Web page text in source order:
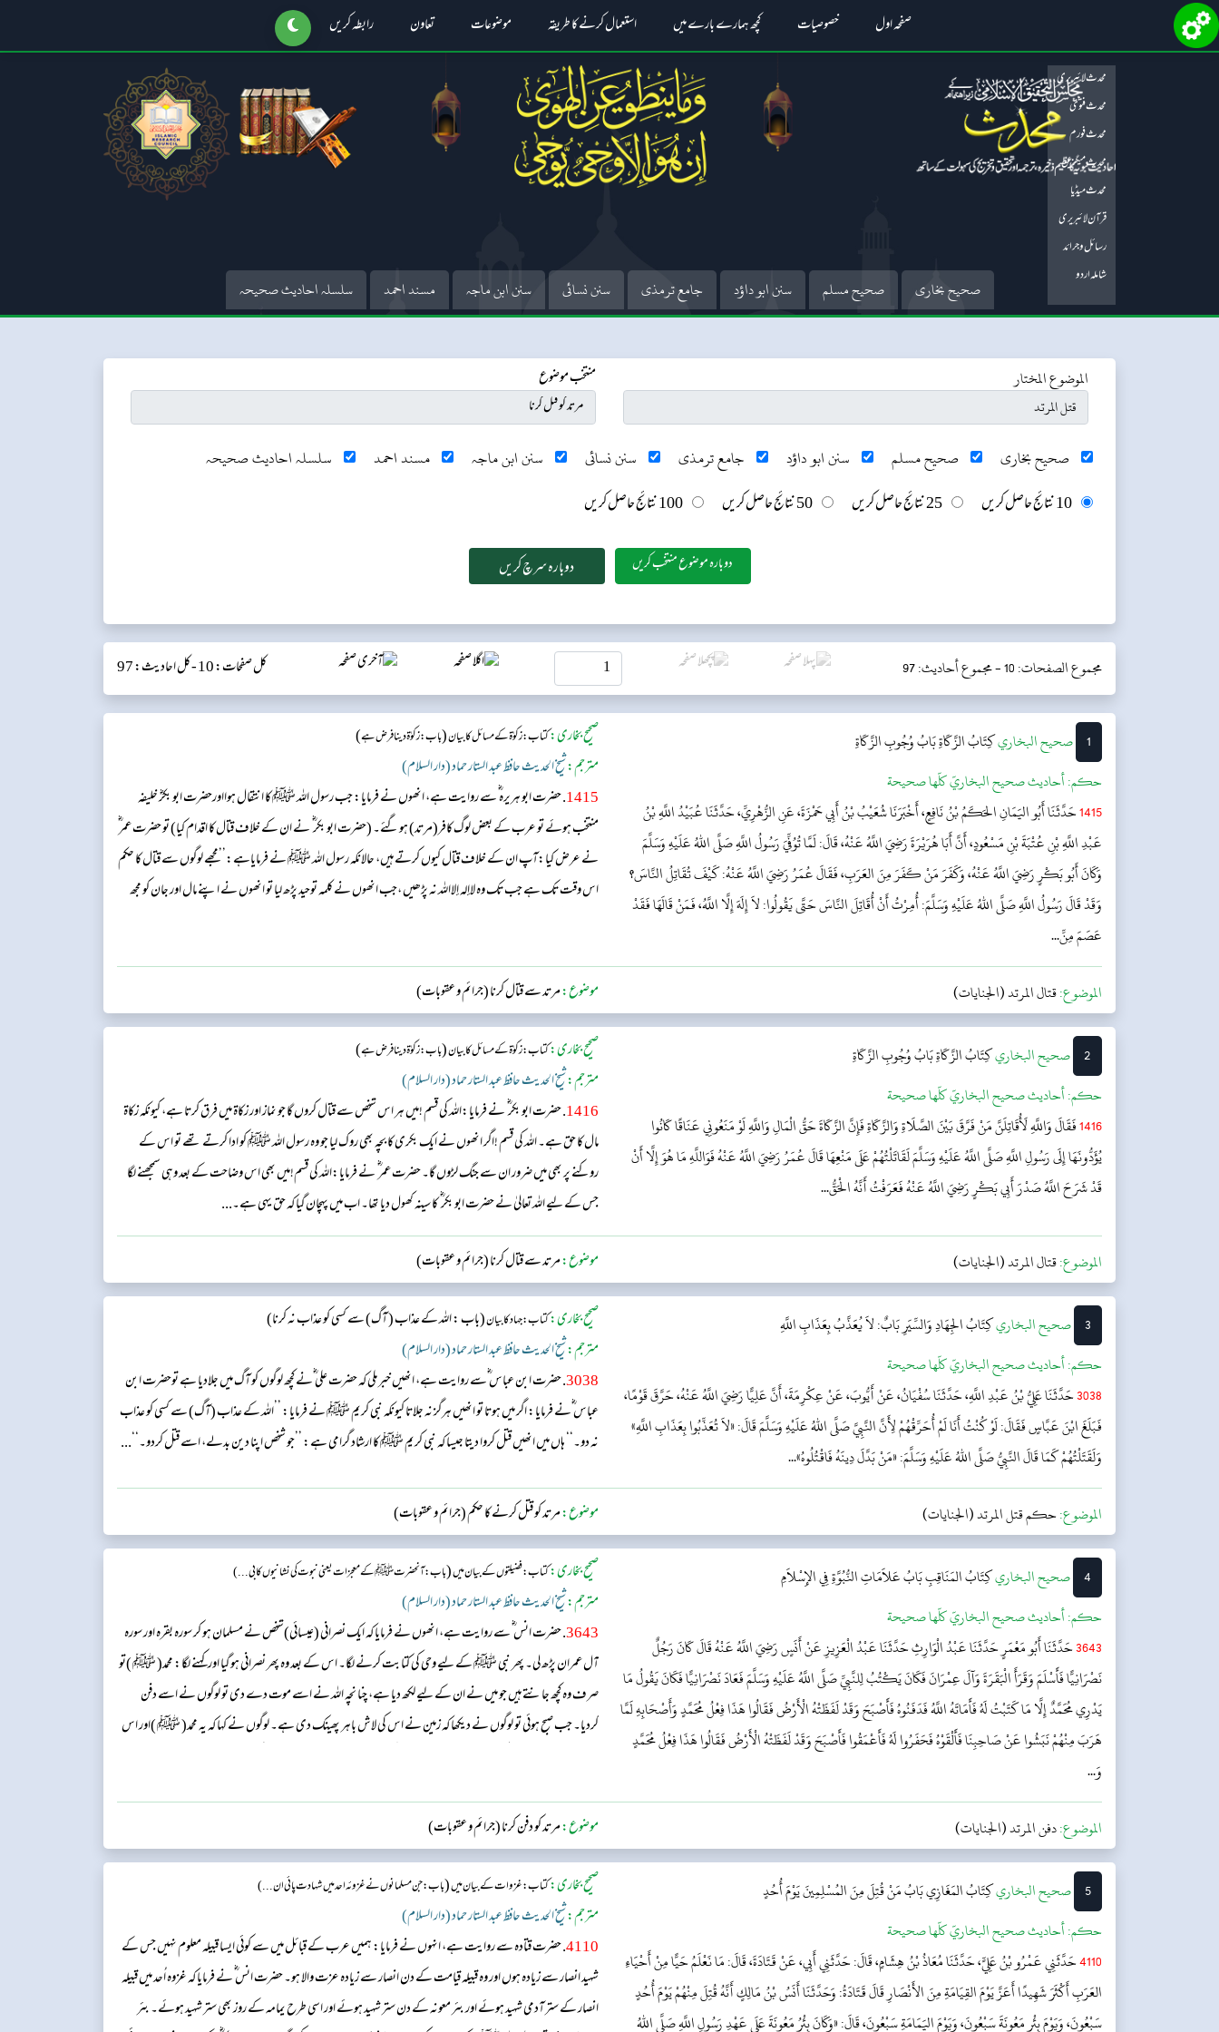
صفحہ اول خصوصیات کچھ ہمارے بارے میں استعمال کرنے کا طریقہ موضوعات تعاون رابطہ کریں
محدث لائبریری
محدث فتویٰ
محدث فورم
محدث میگزین
محدث میڈیا
قرآن لائبریری
رسائل و جرائد
شاملہ اردو
صحیح بخاری صحیح مسلم سنن ابو داؤد جامع ترمذی سنن نسائی سنن ابن ماجہ مسند احمد سلسلہ احادیث صحیحہ
الموضوع المختار منتخب موضوع
صحیح بخاری صحیح مسلم سنن ابو داؤد جامع ترمذی سنن نسائی سنن ابن ماجہ مسند احمد
سلسلہ احادیث صحیحہ
10 نتائج حاصل کریں
25 نتائج حاصل کریں 50 نتائج حاصل کریں 100 نتائج حاصل کریں
دوبارہ موضوع منتخب کریں
مجموع الصفحات: 10 - مجموع أحاديث: 97 کل صفحات: 10 - کل احادیث: 97
1 ‌‌صحيح البخاريكِتَابُ الزَّكَاةِبَابُ وُجُوبِ الزَّكَاةِ
حکم:أحاديث صحيح البخاريّ كلّها صحيحة
1415حَدَّثَنَا أَبُو اليَمَانِ الحَكَمُ بْنُ نَافِعٍ، أَخْبَرَنَا شُعَيْبُ بْنُ أَبِي حَمْزَةَ، عَنِ الزُّهْرِيِّ، حَدَّثَنَا عُبَيْدُ اللَّهِ بْنُ
عَبْدِ اللَّهِ بْنِ عُتْبَةَ بْنِ مَسْعُودٍ، أَنَّ أَبَا هُرَيْرَةَ رَضِيَ اللَّهُ عَنْهُ، قَالَ: لَمَّا تُوُفِّيَ رَسُولُ اللَّهِ صَلَّى اللهُ عَلَيْهِ وَسَلَّمَ
وَكَانَ أَبُو بَكْرٍ رَضِيَ اللَّهُ عَنْهُ، وَكَفَرَ مَنْ كَفَرَ مِنَ العَرَبِ، فَقَالَ عُمَرُ رَضِيَ اللَّهُ عَنْهُ: كَيْفَ تُقَاتِلُ النَّاسَ؟
وَقَدْ قَالَ رَسُولُ اللَّهِ صَلَّى اللهُ عَلَيْهِ وَسَلَّمَ: أُمِرْتُ أَنْ أُقَاتِلَ النَّاسَ حَتَّى يَقُولُوا: لاَ إِلَهَ إِلَّا اللَّهُ، فَمَنْ قَالَهَا فَقَدْ
عَصَمَ مِنِّ...
صحیح بخاری:کتاب: زکوٰۃ کے مسائل کا بیان(باب: زکوٰۃ دینا فرض ہے)
مترجم:شیخ الحدیث حافظ عبد الستار حماد (دار السلام)
1415 . حضرت ابو ہریرہ ؓ سے روایت ہے، انھوں نے فرمایا: جب رسول اللہ ﷺ کا انتقال ہوااورحضرت ابو بکرؓ خلیفہ
منتخب ہوئے تو عرب کے بعض لوگ کافر(مرتد) ہو گئے۔ (حضرت ابو بکر ؓ نے ان کے خلاف قتال کا اقدام کیا) تو حضرت عمر ؓ
نے عرض کیا:آپ ان کے خلاف قتال کیوں کرتے ہیں، حالانکہ رسول اللہ ﷺ نے فرمایاہے:’’مجھے لوگوں سے قتال کا حکم
اس وقت تک ہے جب تک وہ لاإله إلااللہ نہ پڑھیں ،جب انھوں نے کلمہ توحید پڑھ لیا تو انھوں نے اپنے مال اور جان کو مجھ
الموضوع:قتال المرتد (الجنايات) موضوع:مرتد سے قتال کرنا (جرائم و عقوبات)
2 ‌‌صحيح البخاريكِتَابُ الزَّكَاةِبَابُ وُجُوبِ الزَّكَاةِ
حکم:أحاديث صحيح البخاريّ كلّها صحيحة
1416فَقَالَ وَاللَّهِ لَأُقَاتِلَنَّ مَنْ فَرَّقَ بَيْنَ الصَّلَاةِ وَالزَّكَاةِ فَإِنَّ الزَّكَاةَ حَقُّ الْمَالِ وَاللَّهِ لَوْ مَنَعُونِي عَنَاقًا كَانُوا
يُؤَدُّونَهَا إِلَى رَسُولِ اللَّهِ صَلَّى اللَّهُ عَلَيْهِ وَسَلَّمَ لَقَاتَلْتُهُمْ عَلَى مَنْعِهَا قَالَ عُمَرُ رَضِيَ اللَّهُ عَنْهُ فَوَاللَّهِ مَا هُوَ إِلَّا أَنْ
قَدْ شَرَحَ اللَّهُ صَدْرَ أَبِي بَكْرٍ رَضِيَ اللَّهُ عَنْهُ فَعَرَفْتُ أَنَّهُ الْحَقُّ...
صحیح بخاری:کتاب: زکوٰۃ کے مسائل کا بیان(باب: زکوٰۃ دینا فرض ہے)
مترجم:شیخ الحدیث حافظ عبد الستار حماد (دار السلام)
1416 . حضرت ابو بکر ؓ نے فرمایا:اللہ کی قسم !میں ہر اس شخص سے قتال کروں گا جو نماز اور زکاۃ میں فرق کرتا ہے، کیونکہ زکاۃ
مال کا حق ہے۔ اللہ کی قسم !اگر انھوں نے ایک بکری کا بچہ بھی روک لیا جو وہ رسول اللہ ﷺ کو ادا کرتے تھے تو اس کے
روکنے پر بھی میں ضرور ان سے جنگ لڑوں گا۔ حضرت عمر ؓ نے فرمایا:اللہ کی قسم!میں بھی اس وضاحت کے بعد وہی سمجھنے لگا
جس کے لیے اللہ تعالیٰ نے حضرت ابو بکر ؓ کا سینہ کھول دیا تھا۔ اب میں پہچان گیا کہ حق یہی ہے۔...
الموضوع:قتال المرتد (الجنايات) موضوع:مرتد سے قتال کرنا (جرائم و عقوبات)
3 ‌‌صحيح البخاريكِتَابُ الجِهَادِ وَالسِّيَرِبَابٌ: لاَ يُعَذَّبُ بِعَذَابِ اللَّهِ
حکم:أحاديث صحيح البخاريّ كلّها صحيحة
3038حَدَّثَنَا عَلِيُّ بْنُ عَبْدِ اللَّهِ، حَدَّثَنَا سُفْيَانُ، عَنْ أَيُّوبَ، عَنْ عِكْرِمَةَ، أَنَّ عَلِيًّا رَضِيَ اللَّهُ عَنْهُ، حَرَّقَ قَوْمًا،
فَبَلَغَ ابْنَ عَبَّاسٍ فَقَالَ: لَوْ كُنْتُ أَنَا لَمْ أُحَرِّقْهُمْ لِأَنَّ النَّبِيَّ صَلَّى اللهُ عَلَيْهِ وَسَلَّمَ قَالَ: «لاَ تُعَذِّبُوا بِعَذَابِ اللَّهِ»
وَلَقَتَلْتُهُمْ كَمَا قَالَ النَّبِيُّ صَلَّى اللهُ عَلَيْهِ وَسَلَّمَ: «مَنْ بَدَّلَ دِينَهُ فَاقْتُلُوهُ»...
صحیح بخاری:کتاب: جہاد کا بیان(باب : اللہ کے عذاب ( آگ) سے کسی کو عذاب نہ کرنا)
مترجم:شیخ الحدیث حافظ عبد الستار حماد (دار السلام)
3038. حضرت ابن عباس ؓسے روایت ہے، انھیں خبر ملی کہ حضرت علی ؓنے کچھ لوگوں کو آگ میں جلادیا ہے توحضرت ابن
عباس ؓنے فرمایا: اگر میں ہوتا تو انھیں ہرگز نہ جلاتا کیونکہ نبی کریم ﷺ نے فرمایا: ’’اللہ کے عذاب (آگ) سے کسی کو عذاب
نہ دو۔‘‘ ہاں میں انھیں قتل کروا دیتا جیسا کہ نبی کریم ﷺ کا ارشاد گرامی ہے: ’’جو شخص اپنا دین بدلے، اسے قتل کردو۔‘‘...
الموضوع:حكم قتل المرتد (الجنايات) موضوع:مرتد کو قتل کرنے کا حکم (جرائم و عقوبات)
4 ‌‌صحيح البخاريكِتَابُ المَنَاقِبِبَابُ عَلاَمَاتِ النُّبُوَّةِ فِي الإِسْلاَمِ
حکم:أحاديث صحيح البخاريّ كلّها صحيحة
3643حَدَّثَنَا أَبُو مَعْمَرٍ حَدَّثَنَا عَبْدُ الْوَارِثِ حَدَّثَنَا عَبْدُ الْعَزِيزِ عَنْ أَنَسٍ رَضِيَ اللَّهُ عَنْهُ قَالَ كَانَ رَجُلٌ
نَصْرَانِيًّا فَأَسْلَمَ وَقَرَأَ الْبَقَرَةَ وَآلَ عِمْرَانَ فَكَانَ يَكْتُبُ لِلنَّبِيِّ صَلَّى اللَّهُ عَلَيْهِ وَسَلَّمَ فَعَادَ نَصْرَانِيًّا فَكَانَ يَقُولُ مَا
يَدْرِي مُحَمَّدٌ إِلَّا مَا كَتَبْتُ لَهُ فَأَمَاتَهُ اللَّهُ فَدَفَنُوهُ فَأَصْبَحَ وَقَدْ لَفَظَتْهُ الْأَرْضُ فَقَالُوا هَذَا فِعْلُ مُحَمَّدٍ وَأَصْحَابِهِ لَمَّا
هَرَبَ مِنْهُمْ نَبَشُوا عَنْ صَاحِبِنَا فَأَلْقَوْهُ فَحَفَرُوا لَهُ فَأَعْمَقُوا فَأَصْبَحَ وَقَدْ لَفَظَتْهُ الْأَرْضُ فَقَالُوا هَذَا فِعْلُ مُحَمَّدٍ
وَ...
صحیح بخاری:کتاب: فضیلتوں کے بیان میں(باب: آنحضرت ﷺکےمعجزات یعنی نبوت کی نشانیوں کابی...)
مترجم:شیخ الحدیث حافظ عبد الستار حماد (دار السلام)
3643. حضرت انس ؓ سے روایت ہے، انھوں نے فرمایا کہ ایک نصرانی (عیسائی)شخص نے مسلمان ہو کر سورہ بقرہ اور سورہ
آل عمران پڑھ لی۔ پھر نبی ﷺ کے لیے وحی کی کتابت کرنے لگا۔ اس کے بعد وہ پھر نصرانی ہو گیا اور کہنے لگا: محمد( ﷺ )تو
صرف وہ کچھ جانتے ہیں جو میں نے ان کے لیے لکھ دیا ہے، چنا نچہ اللہ نے اسے موت دے دی تو لوگوں نے اسے دفن
کردیا۔ جب صبح ہوئی تو لوگوں نے دیکھا کہ زمین نے اس کی لاش باہر پھینک دی ہے۔ لوگوں نے کہا کہ یہ محمد( ﷺ )اور اس
الموضوع:دفن المرتد (الجنايات) موضوع:مرتد کو دفن کرنا (جرائم و عقوبات)
5 ‌‌صحيح البخاريكِتَابُ المَغَازِيبَابُ مَنْ قُتِلَ مِنَ المُسْلِمِينَ يَوْمَ أُحُدٍ
حکم:أحاديث صحيح البخاريّ كلّها صحيحة
4110حَدَّثَنِي عَمْرُو بْنُ عَلِيٍّ، حَدَّثَنَا مُعَاذُ بْنُ هِشَامٍ، قَالَ: حَدَّثَنِي أَبِي، عَنْ قَتَادَةَ، قَالَ: مَا نَعْلَمُ حَيًّا مِنْ أَحْيَاءِ
العَرَبِ أَكْثَرَ شَهِيدًا أَعَزَّ يَوْمَ القِيَامَةِ مِنَ الأَنْصَارِ قَالَ قَتَادَةُ: وَحَدَّثَنَا أَنَسُ بْنُ مَالِكٍ أَنَّهُ قُتِلَ مِنْهُمْ يَوْمَ أُحُدٍ
سَبْعُونَ، وَيَوْمَ بِئْرِ مَعُونَةَ سَبْعُونَ، وَيَوْمَ اليَمَامَةِ سَبْعُونَ، قَالَ: «وَكَانَ بِئْرُ مَعُونَةَ عَلَى عَهْدِ رَسُولِ اللَّهِ صَلَّى اللهُ
صحیح بخاری:کتاب: غزوات کے بیان میں(باب: جن مسلمانوں نے غزوئہ احد میں شہادت پائی ان...)
مترجم:شیخ الحدیث حافظ عبد الستار حماد (دار السلام)
4110. حضرت قتادہ سے روایت ہے، انہوں نے فرمایا: ہمیں عرب کے قبائل میں سے کوئی ایسا قبیلہ معلوم نہیں جس کے
شہید انصار سے زیادہ ہوں اور وہ قبیلہ قیامت کے دن انصار سے زیادہ عزت والا ہو۔ حضرت انس ؓ نے فرمایا کہ غزوہ اُحد میں قبیلہ
انصار کے ستر آدمی شہید ہوئے اور بئر معونہ کے دن ستر شہید ہوئے اور اسی طرح یمامہ کے روز بھی ستر شہید ہوئے۔ بئر